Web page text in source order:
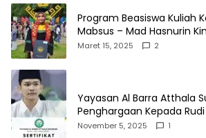
Program Beasiswa Kuliah
Mabsus – Mad Hasnurin
Maret 15, 2025 2
Yayasan Al Barra Atthala
Penghargaan Kepada
Kontribusi Sosial dan
November 5, 2025 1